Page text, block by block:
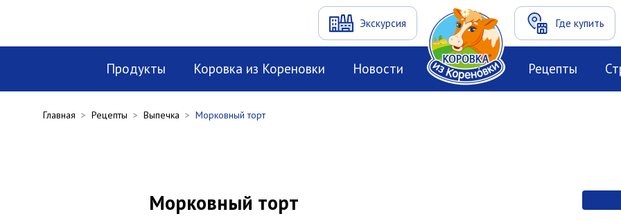
Экскурсия Где купить
Продукты Коровка из Кореновки Новости Рецепты
Главная > Рецепты > Выпечка > Морковный торт
Морковный торт